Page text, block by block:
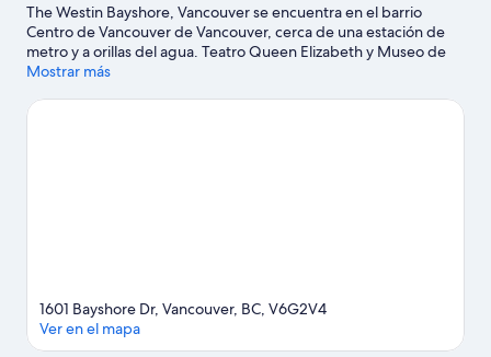
The Westin Bayshore, Vancouver se encuentra en el barrio
Centro de Vancouver de Vancouver, cerca de una estación de
metro y a orillas del agua. Teatro Queen Elizabeth y Museo de
ciencias Science World son lugares fundamentales para los
puedes acercarte a Muelle de Vancouver y Terminal de cruceros
Mostrar más
1601 Bayshore Dr, Vancouver, BC, V6G2V4
Ver en el mapa